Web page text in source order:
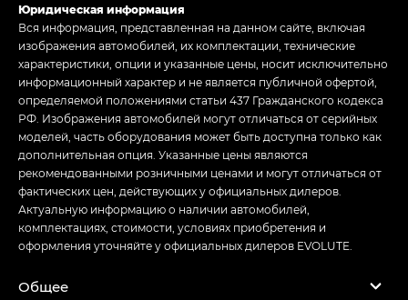
Юридическая информация
Вся информация, представленная на данном сайте, включая
изображения автомобилей, их комплектации, технические
характеристики, опции и указанные цены, носит исключительно
информационный характер и не является публичной офертой,
определяемой положениями статьи 437 Гражданского кодекса
РФ. Изображения автомобилей могут отличаться от серийных
моделей, часть оборудования может быть доступна только как
дополнительная опция. Указанные цены являются
рекомендованными розничными ценами и могут отличаться от
фактических цен, действующих у официальных дилеров.
Актуальную информацию о наличии автомобилей,
комплектациях, стоимости, условиях приобретения и
оформления уточняйте у официальных дилеров EVOLUTE.
Общее